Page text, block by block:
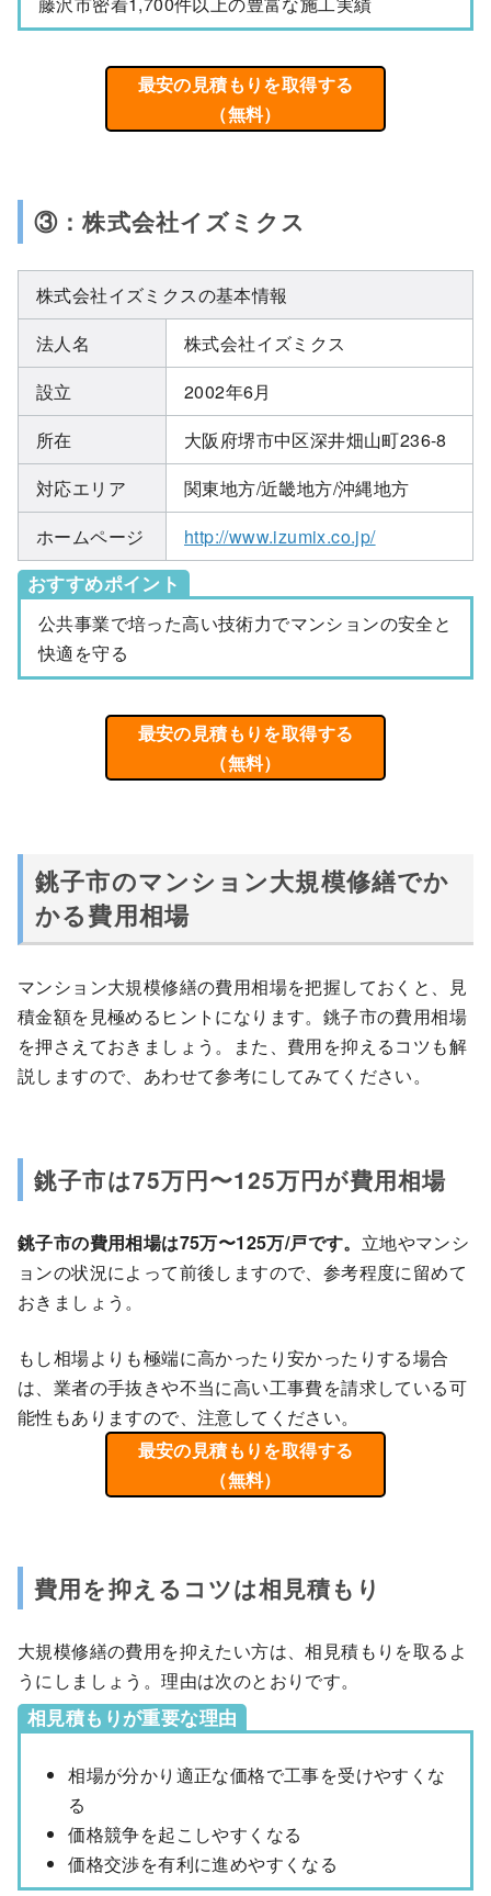
最安の見積もりを取得する
（無料）
③：株式会社イズミクス
株式会社イズミクスの基本情報
法人名
株式会社イズミクス
設立
2002年6月
所在
大阪府堺市中区深井畑山町236-8
対応エリア
関東地方/近畿地方/沖縄地方
ホームページ
http://www.izumix.co.jp/
おすすめポイント
公共事業で培った高い技術力でマンションの安全と
快適を守る
最安の見積もりを取得する
（無料）
銚子市のマンション大規模修繕でか
かる費用相場
マンション大規模修繕の費用相場を把握しておくと、見
積金額を見極めるヒントになります。銚子市の費用相場
を押さえておきましょう。また、費用を抑えるコツも解
説しますので、あわせて参考にしてみてください。
銚子市は75万円〜125万円が費用相場
銚子市の費用相場は75万〜125万/戸です。 立地やマンシ
ョンの状況によって前後しますので、参考程度に留めて
おきましょう。
もし相場よりも極端に高かったり安かったりする場合
は、業者の手抜きや不当に高い工事費を請求している可
能性もありますので、注意してください。
最安の見積もりを取得する
（無料）
費用を抑えるコツは相見積もり
大規模修繕の費用を抑えたい方は、相見積もりを取るよ
うにしましょう。理由は次のとおりです。
相見積もりが重要な理由
相場が分かり適正な価格で工事を受けやすくな
る
価格競争を起こしやすくなる
価格交渉を有利に進めやすくなる